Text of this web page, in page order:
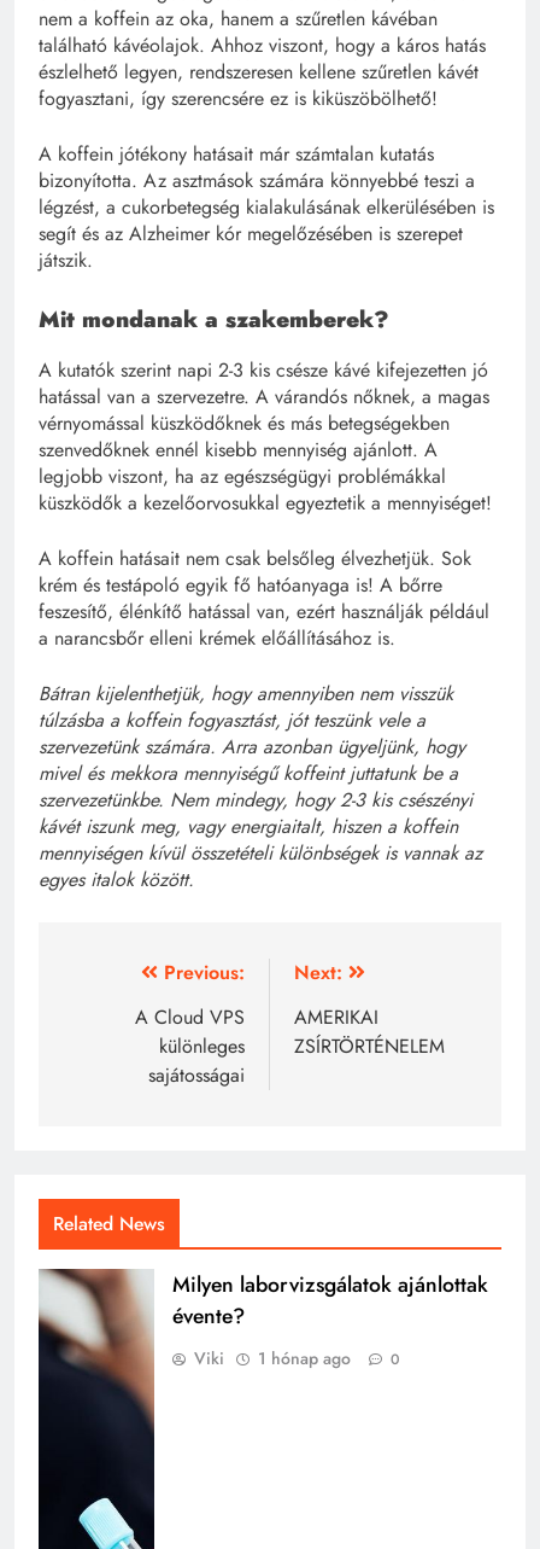
nem a koffein az oka, hanem a szűretlen kávéban
található kávéolajok. Ahhoz viszont, hogy a káros hatás
észlelhető legyen, rendszeresen kellene szűretlen kávét
fogyasztani, így szerencsére ez is kiküszöbölhető!
A koffein jótékony hatásait már számtalan kutatás
bizonyította. Az asztmások számára könnyebbé teszi a
légzést, a cukorbetegség kialakulásának elkerülésében is
segít és az Alzheimer kór megelőzésében is szerepet
játszik.
Mit mondanak a szakemberek?
A kutatók szerint napi 2-3 kis csésze kávé kifejezetten jó
hatással van a szervezetre. A várandós nőknek, a magas
vérnyomással küszködőknek és más betegségekben
szenvedőknek ennél kisebb mennyiség ajánlott. A
legjobb viszont, ha az egészségügyi problémákkal
küszködők a kezelőorvosukkal egyeztetik a mennyiséget!
A koffein hatásait nem csak belsőleg élvezhetjük. Sok
krém és testápoló egyik fő hatóanyaga is! A bőrre
feszesítő, élénkítő hatással van, ezért használják például
a narancsbőr elleni krémek előállításához is.
Bátran kijelenthetjük, hogy amennyiben nem visszük
túlzásba a koffein fogyasztást, jót teszünk vele a
szervezetünk számára. Arra azonban ügyeljünk, hogy
mivel és mekkora mennyiségű koffeint juttatunk be a
szervezetünkbe. Nem mindegy, hogy 2-3 kis csészényi
kávét iszunk meg, vagy energiaitalt, hiszen a koffein
mennyiségen kívül összetételi különbségek is vannak az
egyes italok között.
Bejegyzés
navigáció
Previous:
A Cloud VPS
különleges
sajátosságai
Next:
AMERIKAI
ZSÍRTÖRTÉNELEM
Related News
Milyen laborvizsgálatok ajánlottak
évente?
Viki 1 hónap ago 0